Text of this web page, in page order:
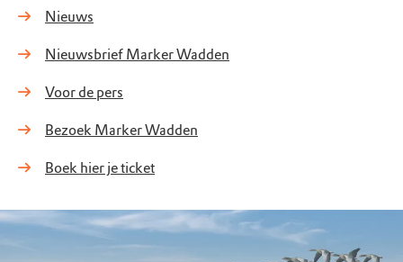
Nieuws
Nieuwsbrief Marker Wadden
Voor de pers
Bezoek Marker Wadden
Boek hier je ticket